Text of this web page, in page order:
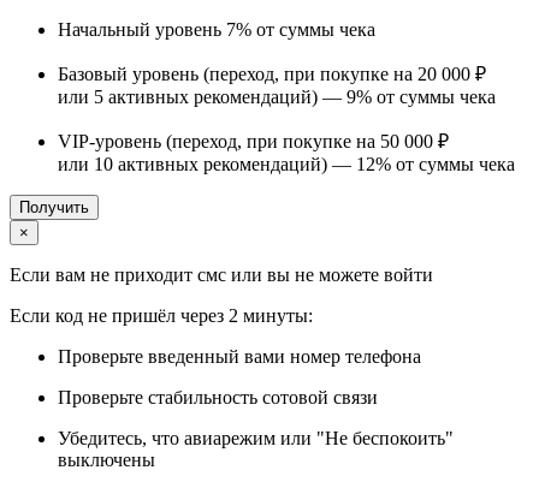
Начальный уровень 7% от суммы чека
Базовый уровень (переход, при покупке на 20 000 ₽
или 5 активных рекомендаций) — 9% от суммы чека
VIP-уровень (переход, при покупке на 50 000 ₽
или 10 активных рекомендаций) — 12% от суммы чека
Получить
×
Если вам не приходит смс или вы не можете войти
Если код не пришёл через 2 минуты:
Проверьте введенный вами номер телефона
Проверьте стабильность сотовой связи
Убедитесь, что авиарежим или "Не беспокоить"
выключены